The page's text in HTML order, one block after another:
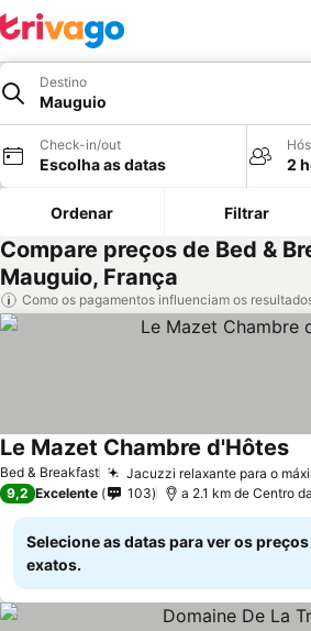
Destino
Mauguio
Check-in/out
Escolha as datas 2
Ordenar Filtrar
Compare preços de Bed &
Mauguio, França
Como os pagamentos influenciam os
Bed & Breakfast Jacuzzi relaxante para o
Le Mazet Chambre d'Hôtes
9,2 Excelente 103 a 2.1 km de Centro
Selecione as datas para ver os preços
exatos.